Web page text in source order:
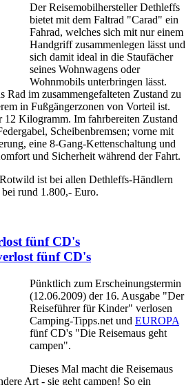
Der Reisemobilhersteller Dethleffs
bietet mit dem Faltrad "Carad" ein
Fahrad, welches sich mit nur einem
Handgriff zusammenlegen lässt und
sich damit ideal in die Staufächer
seines Wohnwagens oder
Wohnmobils unterbringen lässt.
Rad im zusammengefalteten Zustand zu
in Fußgängerzonen von Vorteil ist.
12 Kilogramm. Im fahrbereiten Zustand
Scheibenbremsen; vorne mit
eine 8-Gang-Kettenschaltung und
und Sicherheit während der Fahrt.
ist bei allen Dethleffs-Händlern
rund 1.800,- Euro.
fünf CD's
Pünktlich zum Erscheinungstermin
(12.06.2009) der 16. Ausgabe "Der
Reiseführer für Kinder" verlosen
Camping-Tipps.net und EUROPA
fünf CD's "Die Reisemaus geht
campen".
Dieses Mal macht die Reisemaus
Art - sie geht campen! So ein